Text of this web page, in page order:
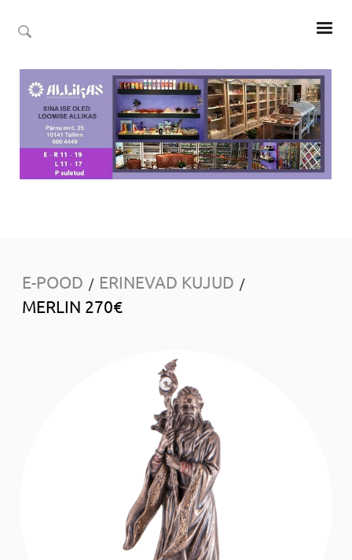
E-POOD / ERINEVAD KUJUD /
MERLIN 270€